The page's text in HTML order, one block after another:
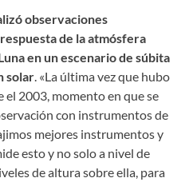
observaciones
de la atmósfera
en un escenario de súbita
solar. «La última vez que hubo
el 2003, momento en que se
con instrumentos de
mejores instrumentos y
esto y no solo a nivel de
de altura sobre ella, para